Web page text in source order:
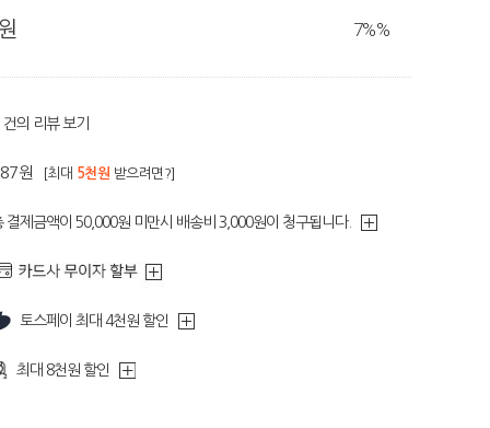
7%%
건의 리뷰 보기
원 [최대 5천원 받으려면?]
결제금액이 50,000원 미만시 배송비 3,000원이 청구됩니다.
토스페이 최대 4천원 할인
최대 8천원 할인